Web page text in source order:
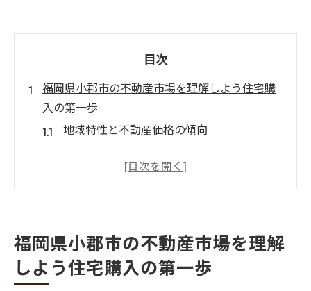
目次
福岡県小郡市の不動産市場を理解しよう住宅購
入の第一歩
地域特性と不動産価格の傾向
新築住宅と中古住宅の市場動向
地域のインフラと生活利便性
信頼できる不動産会社を選ぶための重要ポイン
ト
福岡県小郡市の不動産市場を理解
しよう住宅購入の第一歩